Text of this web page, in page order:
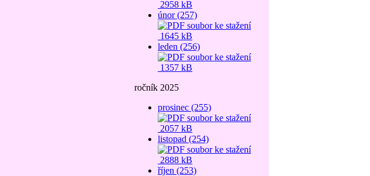
2958 kB
únor (257)
1645 kB
leden (256)
1357 kB
ročník 2025
prosinec (255)
2057 kB
listopad (254)
2888 kB
říjen (253)